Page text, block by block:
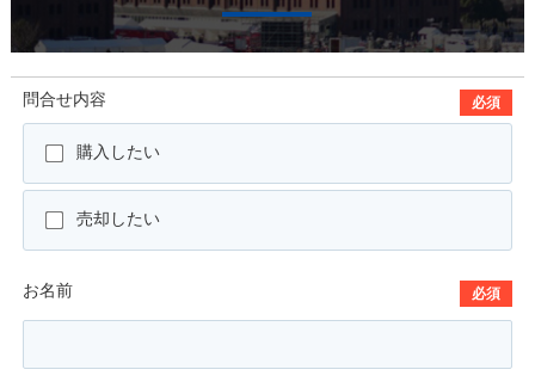
問合せ内容 必須
購入したい
売却したい
お名前 必須